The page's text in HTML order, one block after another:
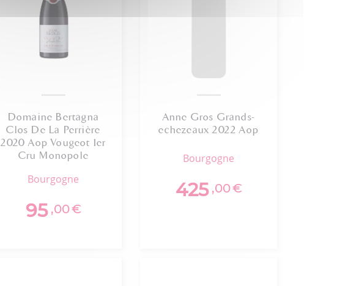
Domaine Bertagna
Clos De La Perrière
2020 Aop Vougeot 1er
Cru Monopole
bourgogne
95 ,00€
Anne Gros Grands-
echezeaux 2022 Aop
bourgogne
425 ,00€